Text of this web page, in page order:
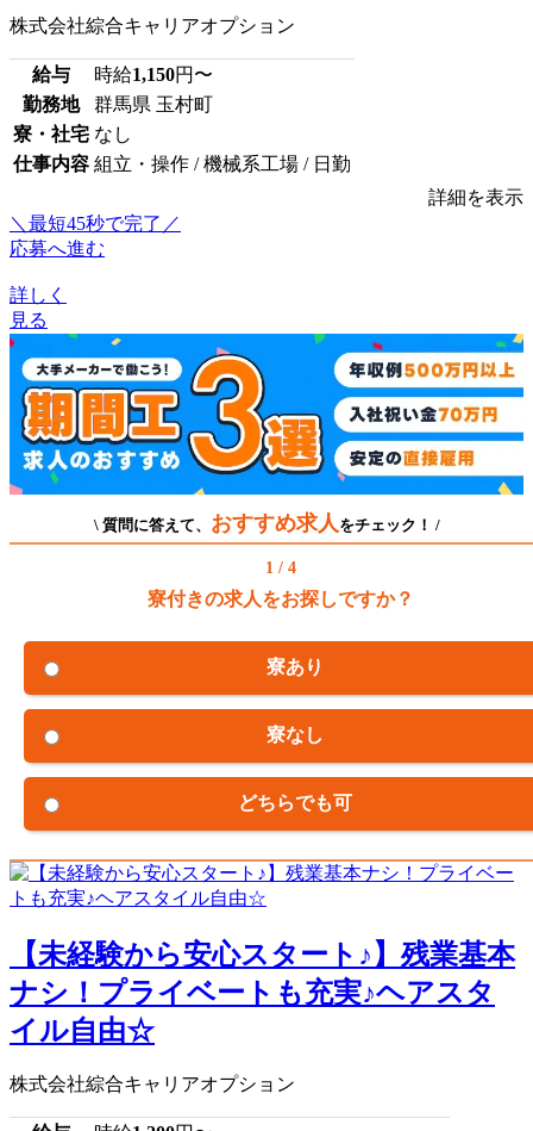
株式会社綜合キャリアオプション
給与 時給1,150円〜
勤務地
群馬県 玉村町
寮・社宅 なし
仕事内容 組立・操作 / 機械系工場 / 日勤
詳細を表示
＼最短45秒で完了／
応募へ進む
詳しく
見る
\ 質問に答えて、 おすすめ求人 をチェック！ /
1 / 4
寮付きの求人をお探しですか？
寮あり
寮なし
どちらでも可
【未経験から安心スタート♪】残業基本
ナシ！プライベートも充実♪ヘアスタ
イル自由☆
株式会社綜合キャリアオプション